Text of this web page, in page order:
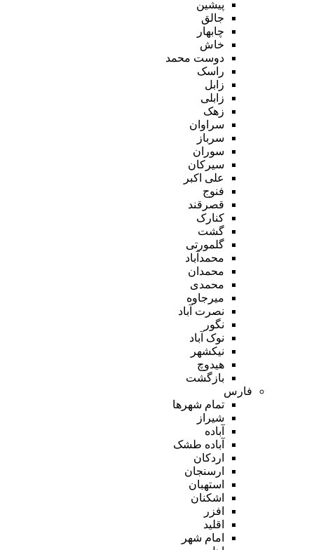
پیشین
جالق
چابهار
خاش
دوست محمد
راسک
زابل
زابلی
زهک
سراوان
سرباز
سوران
سیرکان
علی اکبر
فنوج
قصرقند
کنارک
گشت
گلمورتی
محمدآباد
محمدان
محمدی
میرجاوه
نصرت آباد
نگور
نوک آباد
نیکشهر
هیدوچ
بازگشت
فارس
تمام شهر‌ها
شیراز
آباده
آباده طشک
اردکان
ارسنجان
استهبان
اشکنان
افزر
اقلید
امام شهر